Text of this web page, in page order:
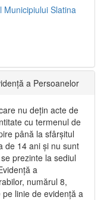
Municipiului Slatina
a Persoanelor
nu dețin acte de
cu termenul de
până la sfârșitul
de 14 ani și nu sunt
prezinte la sediul
a
numărul 8,
linie de evidență a